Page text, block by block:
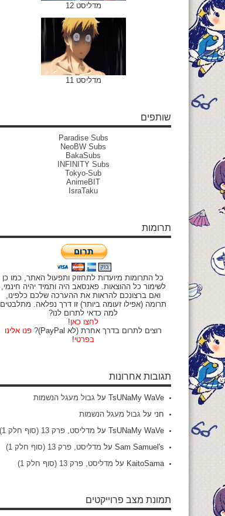
מדליסט 12
מדליסט 11
שותפים
Paradise Subs
NeoBW Subs
BakaSubs
INFINITY Subs
Tokyo-Sub
AnimeBIT
IsraTaku
תרומות
כל התרומות מיועדות לתחזוק ותפעול האתר, כמו כן
לשימור כל ההוצאות. פאנסאב היה ותמיד יהיה חינמי,
ואם ברצונכם להראות את ההערכה שלכם כלפינו,
תרומה (אפילו זעומה ביותר) זו דרך נפלאה. מתלבטים
למה כדאי לתרום לנו?
לחצו כאן!
רוצים לתרום בדרך אחרת (לא PayPal)?
פנו אלינו
בפרטי!
תגובות אחרונות
TsUNaMy WaVe על גבול מעגל הנשמות
חני על גבול מעגל הנשמות
TsUNaMy WaVe על מדליסט, פרק 13 (סוף חלק 1)
Sam Samuel's על מדליסט, פרק 13 (סוף חלק 1)
KaitoSama על מדליסט, פרק 13 (סוף חלק 1)
תמונת מצב פרוייקטים